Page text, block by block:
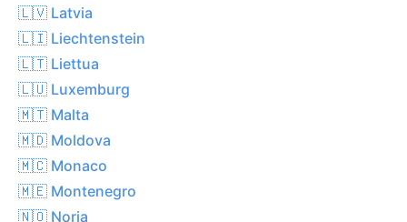
🇱🇻 Latvia
🇱🇮 Liechtenstein
🇱🇹 Liettua
🇱🇺 Luxemburg
🇲🇹 Malta
🇲🇩 Moldova
🇲🇨 Monaco
🇲🇪 Montenegro
🇳🇴 Norja